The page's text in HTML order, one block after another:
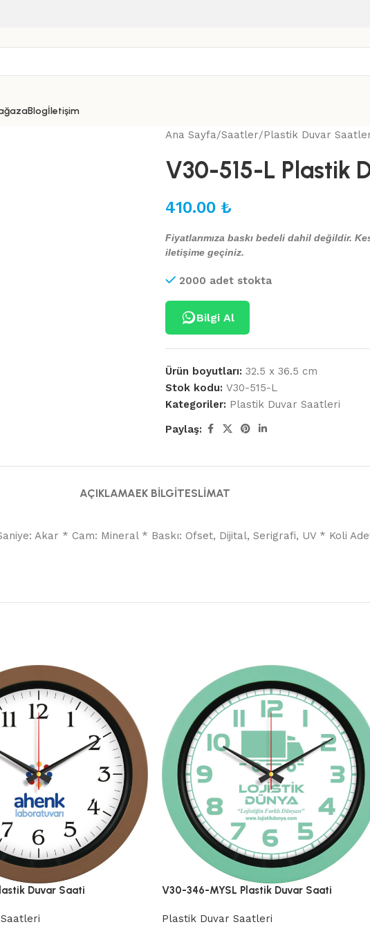
Blogİletişim
Ana Sayfa Saatler Plastik Duvar
V30-515-L Plastik
410.00 ₺
Fiyatlarımıza baskı bedeli dahil değildir.
iletişime geçiniz.
2000 adet stokta
Bilgi Al
Ürün boyutları: 32.5 x 36.5 cm
Stok kodu: V30-515-L
Kategoriler: Plastik Duvar Saatleri
Paylaş:
AÇIKLAMAEK BILGITESLIMAT
Akar * Cam: Mineral * Baskı: Ofset, Dijital, Serigrafi, UV * Koli
Duvar Saati V30-346-MYSL Plastik Duvar Saati
Plastik Duvar Saatleri